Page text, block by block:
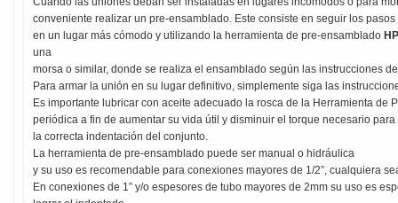
conveniente realizar un pre-ensamblado. Este consiste en seguir los
en un lugar más cómodo y utilizando la herramienta de pre-ensamblado
una
morsa o similar, donde se realiza el ensamblado según las instrucciones
Para armar la unión en su lugar definitivo, simplemente siga las
Es importante lubricar con aceite adecuado la rosca de la Herramienta de
periódica a fin de aumentar su vida útil y disminuir el torque necesario
la correcta indentación del conjunto.
La herramienta de pre-ensamblado puede ser manual o hidráulica
y su uso es recomendable para conexiones mayores de 1/2”, cualquiera
En conexiones de 1” y/o espesores de tubo mayores de 2mm su uso es